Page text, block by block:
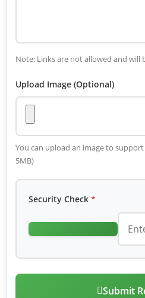
Note: Links are not allowed and
Upload Image (Optional)
You can upload an image to support
5MB)
Security Check *
Submit